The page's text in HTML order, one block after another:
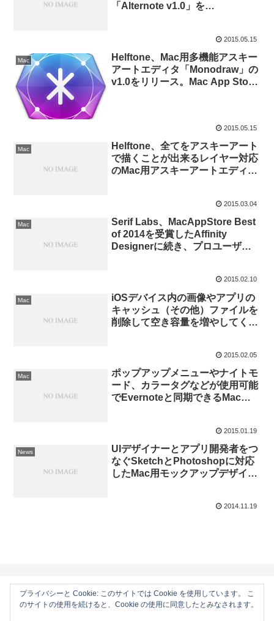
「Alternote v1.0」を
2015.05.15
Mac
Helftone、Mac用多機能アスキー
アートエディタ「Monodraw」の
v1.0をリリース。Mac App Store
2015.05.15
Mac
Helftone、全てをアスキーアート
で描くことが出来るレイヤー対応
のMac用アスキーアートエディタ
2015.03.04
Mac
Serif Labs、MacAppStore Best
of 2014を受賞したAffinity
Designerに続き、プロユーザー
2015.02.10
Mac
iOSデバイス内の画像やアプリの
キャッシュ（その他）ファイルを
削除して空き容量を増やしてくれ
2015.02.05
Mac
ポップアップメニューやナイトモ
ード、カラータグなどが使用可能
でEvernoteと同期できるMac用
2015.01.19
News
UIデザイナーとアプリ開発者をつ
なぐSketchとPhotoshopに対応
したMac用モックアップデザイン
2014.11.19
AAPL Ch.
プライバシーと Cookie: このサイトでは Cookie を使用しています。 こ
のサイトの使用を続けると、Cookie の使用に同意したとみなされます。